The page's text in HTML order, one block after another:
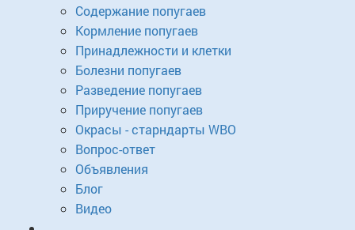
Содержание попугаев
Кормление попугаев
Принадлежности и клетки
Болезни попугаев
Разведение попугаев
Приручение попугаев
Окрасы - старндарты WBO
Вопрос-ответ
Объявления
Блог
Видео